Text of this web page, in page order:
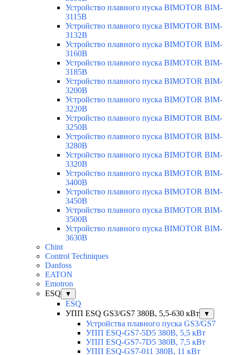
Устройство плавного пуска BIMOTOR BIM-
3115B
Устройство плавного пуска BIMOTOR BIM-
3132B
Устройство плавного пуска BIMOTOR BIM-
3160B
Устройство плавного пуска BIMOTOR BIM-
3185B
Устройство плавного пуска BIMOTOR BIM-
3200B
Устройство плавного пуска BIMOTOR BIM-
3220B
Устройство плавного пуска BIMOTOR BIM-
3250B
Устройство плавного пуска BIMOTOR BIM-
3280B
Устройство плавного пуска BIMOTOR BIM-
3320B
Устройство плавного пуска BIMOTOR BIM-
3400B
Устройство плавного пуска BIMOTOR BIM-
3450B
Устройство плавного пуска BIMOTOR BIM-
3500B
Устройство плавного пуска BIMOTOR BIM-
3630B
Chint
Control Techniques
Danfoss
EATON
Emotron
ESQ
▼
ESQ
УПП ESQ GS3/GS7 380В, 5,5-630 кВт
▼
Устройства плавного пуска GS3/GS7
УПП ESQ-GS7-5D5 380В, 5,5 кВт
УПП ESQ-GS7-7D5 380В, 7,5 кВт
УПП ESQ-GS7-011 380В, 11 кВт